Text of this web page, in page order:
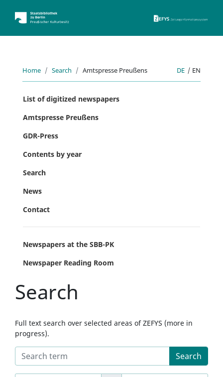
Home Search Amtspresse Preußens DE | EN
List of digitized newspapers
Amtspresse Preußens
GDR-Press
Contents by year
Search
News
Contact
Newspapers at the SBB-PK
Newspaper Reading Room
Search
Full text search over selected areas of ZEFYS (more in
progress).
Search